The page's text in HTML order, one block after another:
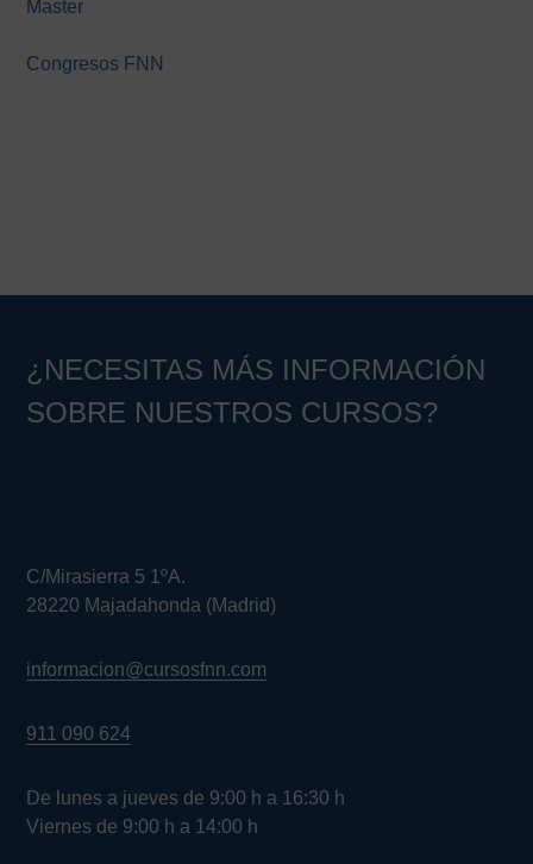
Master
Congresos FNN
¿NECESITAS MÁS INFORMACIÓN
SOBRE NUESTROS CURSOS?
C/Mirasierra 5 1ºA.
28220 Majadahonda (Madrid)
informacion@cursosfnn.com
911 090 624
De lunes a jueves de 9:00 h a 16:30 h
Viernes de 9:00 h a 14:00 h